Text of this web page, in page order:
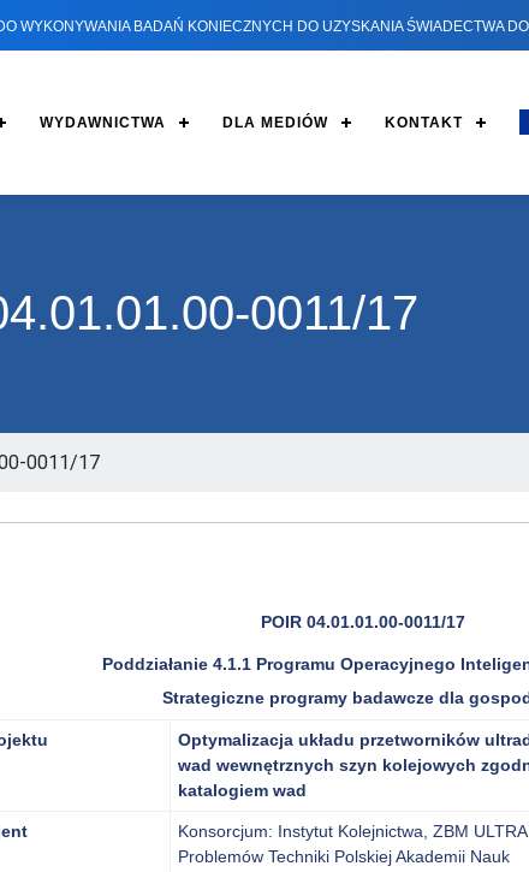
WYKONYWANIA BADAŃ KONIECZNYCH DO UZYSKANIA ŚWIADECTWA
WYDAWNICTWA DLA MEDIÓW KONTAKT
0011/17
0011/17
POIR 04.01.01.00-0011/17
Poddziałanie 4.1.1 Programu Operacyjnego
Strategiczne programy badawcze dla
Optymalizacja układu przetworników
wad wewnętrznych szyn kolejowych
katalogiem wad
Konsorcjum: Instytut Kolejnictwa, ZBM
Problemów Techniki Polskiej Akademii Nauk